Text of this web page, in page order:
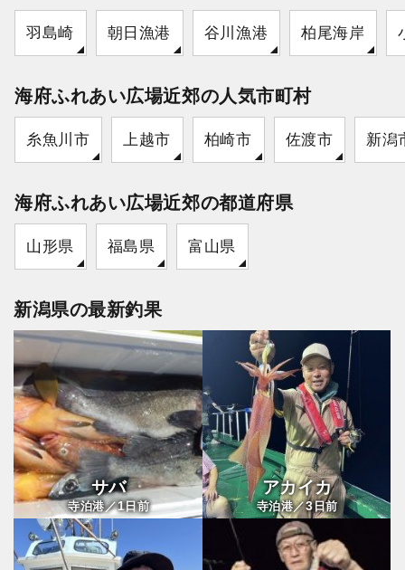
羽島崎 朝日漁港 谷川漁港 柏尾海岸
海府ふれあい広場近郊の人気市町村
糸魚川市 上越市 柏崎市 佐渡市 新潟
海府ふれあい広場近郊の都道府県
山形県 福島県 富山県
新潟県の最新釣果
サバ
寺泊港／1日前
アカイカ
寺泊港／3日前